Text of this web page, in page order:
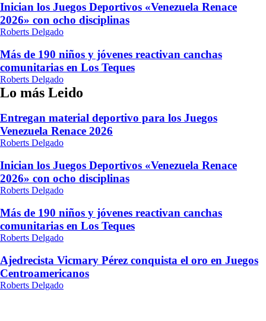
Inician los Juegos Deportivos «Venezuela Renace
2026» con ocho disciplinas
Roberts Delgado
Más de 190 niños y jóvenes reactivan canchas
comunitarias en Los Teques
Roberts Delgado
Lo más Leido
Entregan material deportivo para los Juegos
Venezuela Renace 2026
Roberts Delgado
Inician los Juegos Deportivos «Venezuela Renace
2026» con ocho disciplinas
Roberts Delgado
Más de 190 niños y jóvenes reactivan canchas
comunitarias en Los Teques
Roberts Delgado
Ajedrecista Vicmary Pérez conquista el oro en Juegos
Centroamericanos
Roberts Delgado